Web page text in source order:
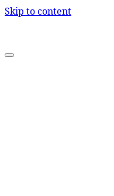
Skip to content